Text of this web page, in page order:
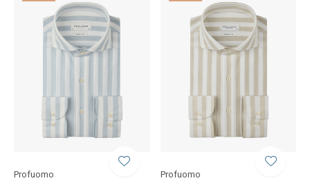
Profuomo Profuomo